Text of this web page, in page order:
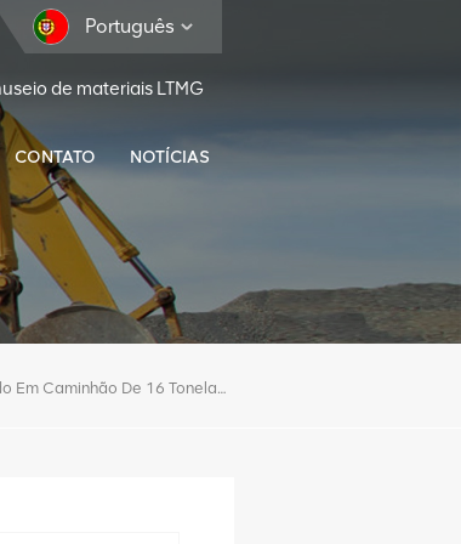
Português
de materiais LTMG
CONTATO NOTÍCIAS
Guindaste Montado Em Caminhão De 16 Toneladas